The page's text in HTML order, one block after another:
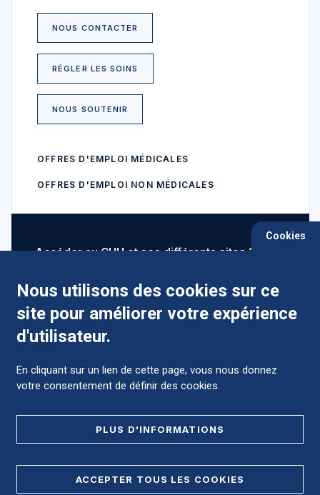
NOUS CONTACTER
RÉGLER LES SOINS
NOUS SOUTENIR
OFFRES D'EMPLOI MÉDICALES
OFFRES D'EMPLOI NON MÉDICALES
Accéder au CHU et ses différents sites ?
Comment préparer mon hospitalisation ?
Cookies
Nous utilisons des cookies sur ce
site pour améliorer votre expérience
d'utilisateur.
En cliquant sur un lien de cette page, vous nous donnez
votre consentement de définir des cookies.
PLUS D'INFORMATIONS
ACCEPTER TOUS LES COOKIES